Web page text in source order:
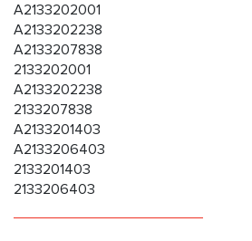
A2133202001
A2133202238
A2133207838
2133202001
A2133202238
2133207838
A2133201403
A2133206403
2133201403
2133206403